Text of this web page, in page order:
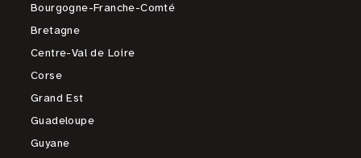
Bourgogne-Franche-Comté
Bretagne
Centre-Val de Loire
Corse
Grand Est
Guadeloupe
Guyane